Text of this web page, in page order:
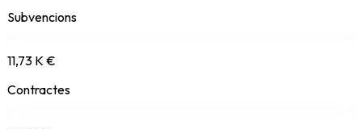
Subvencions
11,73 K €
Contractes